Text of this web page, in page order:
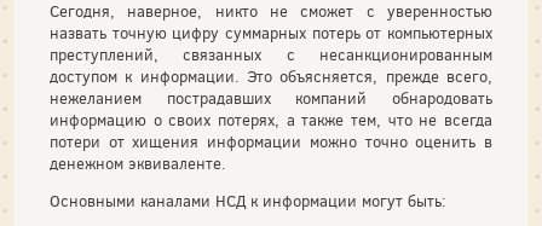
Сегодня, наверное, никто не сможет с уверенностью
назвать точную цифру суммарных потерь от компьютерных
преступлений, связанных с несанкционированным
доступом к информации. Это объясняется, прежде всего,
нежеланием пострадавших компаний обнародовать
информацию о своих потерях, а также тем, что не всегда
потери от хищения информации можно точно оценить в
денежном эквиваленте.
Основными каналами НСД к информации могут быть: